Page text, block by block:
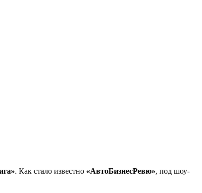
. Как стало известно «АвтоБизнесРевю», под шоу-